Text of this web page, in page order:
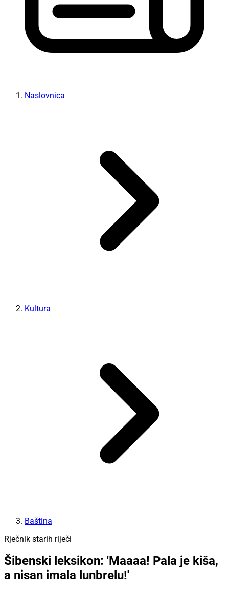
Naslovnica
Kultura
Baština
Rječnik starih riječi
Šibenski leksikon: 'Maaaa! Pala je kiša,
a nisan imala lunbrelu!'